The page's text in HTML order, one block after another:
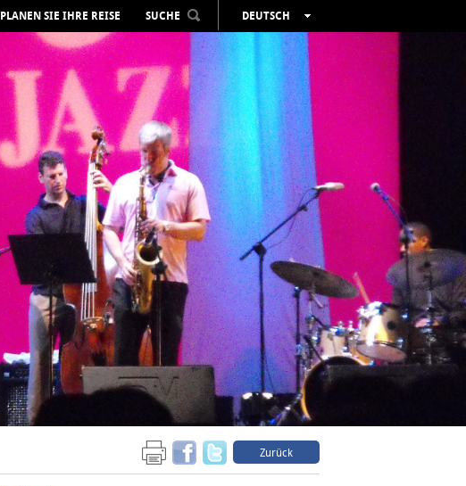
PLANEN SIE IHRE REISE SUCHE
DEUTSCH
ESPAÑOL
VALENCIÀ
ENGLISH
FRANÇAIS
РУССКИЙ
Zurück